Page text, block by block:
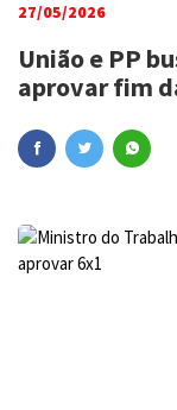
27/05/2026
União e PP
aprovar fim